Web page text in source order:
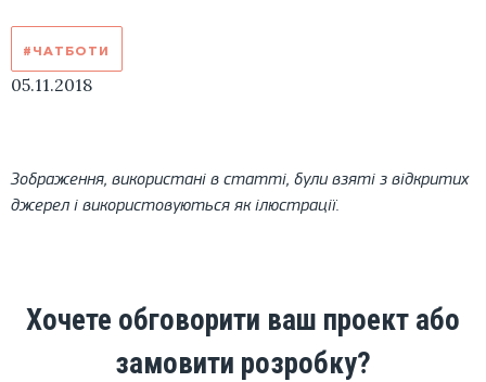
#ЧАТБОТИ
05.11.2018
Зображення, використані в статті, були взяті з відкритих
джерел і використовуються як ілюстрації.
Хочете обговорити ваш проект або
замовити розробку?